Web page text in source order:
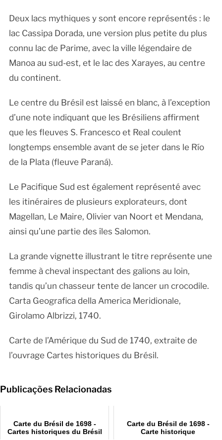
Deux lacs mythiques y sont encore représentés : le
lac Cassipa Dorada, une version plus petite du plus
connu lac de Parime, avec la ville légendaire de
Manoa au sud-est, et le lac des Xarayes, au centre
du continent.
Le centre du Brésil est laissé en blanc, à l’exception
d’une note indiquant que les Brésiliens affirment
que les fleuves S. Francesco et Real coulent
longtemps ensemble avant de se jeter dans le Río
de la Plata (fleuve Paraná).
Le Pacifique Sud est également représenté avec
les itinéraires de plusieurs explorateurs, dont
Magellan, Le Maire, Olivier van Noort et Mendana,
ainsi qu’une partie des îles Salomon.
La grande vignette illustrant le titre représente une
femme à cheval inspectant des galions au loin,
tandis qu’un chasseur tente de lancer un crocodile.
Carta Geografica della America Meridionale,
Girolamo Albrizzi, 1740.
Carte de l’Amérique du Sud de 1740, extraite de
l’ouvrage Cartes historiques du Brésil.
Publicações Relacionadas
Carte du Brésil de 1698 -
Cartes historiques du Brésil
Carte du Brésil de 1698 -
Carte historique